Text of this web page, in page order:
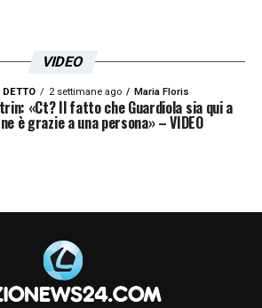
VIDEO
DETTO 2 settimane ago Maria Floris
«Ct? Il fatto che Guardiola sia qui a
è grazie a una persona» – VIDEO